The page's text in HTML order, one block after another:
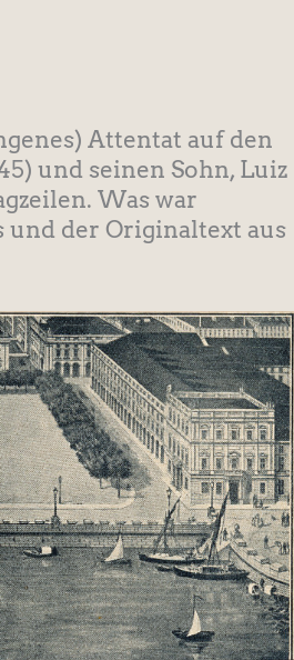
Attentat auf den
und seinen Sohn, Luiz
Was war
und der Originaltext aus